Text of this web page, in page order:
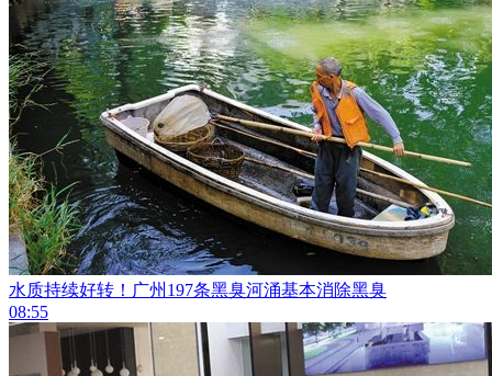
水质持续好转！广州197条黑臭河涌基本消除黑臭
08:55